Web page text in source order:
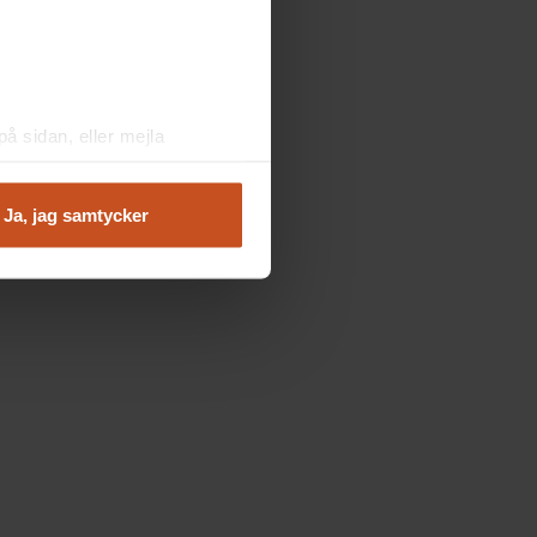
sidan, eller mejla
Ja, jag samtycker